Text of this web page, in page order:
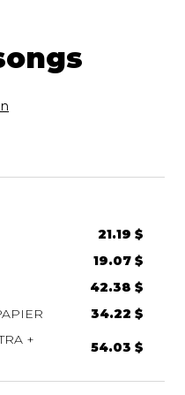
21.19 $
19.07 $
42.38 $
34.22 $
+
54.03 $